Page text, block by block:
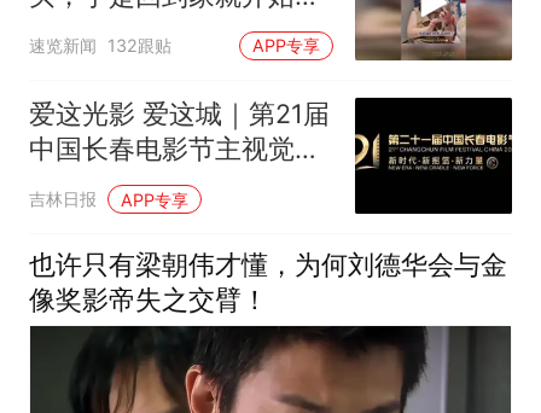
爷爷发消息，网友：这孩
子就差一个奥斯卡了
速览新闻 132跟贴 APP专享
爱这光影 爱这城｜第21届
中国长春电影节主视觉主
海报正式发布
吉林日报 APP专享
也许只有梁朝伟才懂，为何刘德华会与金
像奖影帝失之交臂！